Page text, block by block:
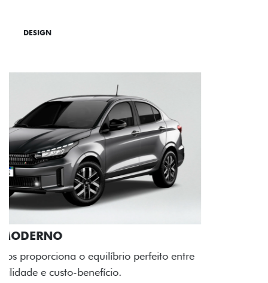
DESIGN
RODAS DE LIGA-LEVE
As rodas de liga leve com desenho dinâmico e
acabamento diamantado elevam o estilo do Fiat